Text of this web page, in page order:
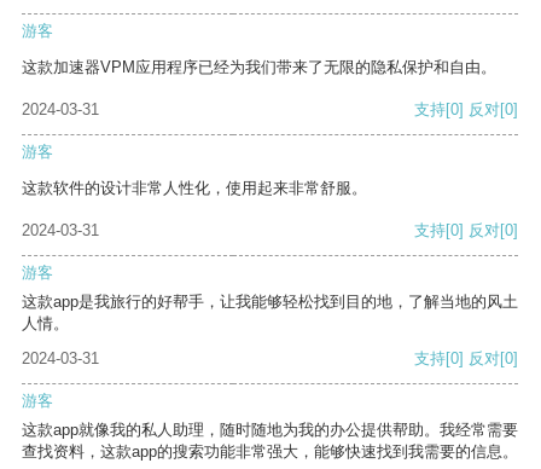
游客
这款加速器VPM应用程序已经为我们带来了无限的隐私保护和自由。
2024-03-31 支持[0] 反对[0]
游客
这款软件的设计非常人性化，使用起来非常舒服。
2024-03-31 支持[0] 反对[0]
游客
这款app是我旅行的好帮手，让我能够轻松找到目的地，了解当地的风土
人情。
2024-03-31
支持[0] 反对[0]
游客
这款app就像我的私人助理，随时随地为我的办公提供帮助。我经常需要
查找资料，这款app的搜索功能非常强大，能够快速找到我需要的信息。